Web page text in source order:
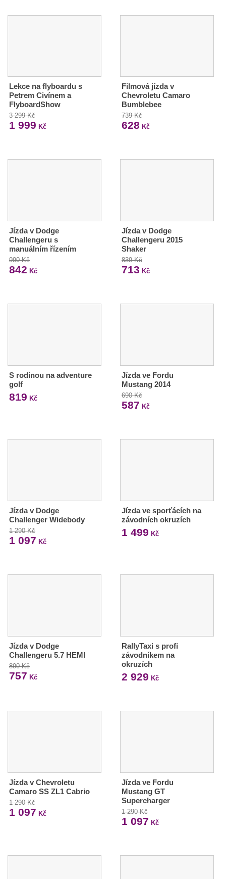
Lekce na flyboardu s
Petrem Civínem a
FlyboardShow
3 299 Kč
1 999 Kč
Filmová jízda v
Chevroletu Camaro
Bumblebee
739 Kč
628 Kč
Jízda v Dodge
Challengeru s
manuálním řízením
990 Kč
842 Kč
Jízda v Dodge
Challengeru 2015
Shaker
839 Kč
713 Kč
S rodinou na adventure
golf
819 Kč
Jízda ve Fordu
Mustang 2014
690 Kč
587 Kč
Jízda v Dodge
Challenger Widebody
1 290 Kč
1 097 Kč
Jízda ve sporťácích na
závodních okruzích
1 499 Kč
Jízda v Dodge
Challengeru 5.7 HEMI
890 Kč
757 Kč
RallyTaxi s profi
závodníkem na
okruzích
2 929 Kč
Jízda v Chevroletu
Camaro SS ZL1 Cabrio
1 290 Kč
1 097 Kč
Jízda ve Fordu
Mustang GT
Supercharger
1 290 Kč
1 097 Kč